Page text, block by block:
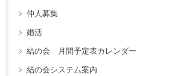
仲人募集
婚活
結の会 月間予定表カレンダー
結の会システム案内